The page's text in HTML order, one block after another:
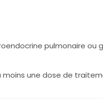
pulmonaire
moins une dose de